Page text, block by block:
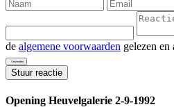
de algemene voorwaarden gelezen
Stuur reactie
Opening Heuvelgalerie 2-9-1992